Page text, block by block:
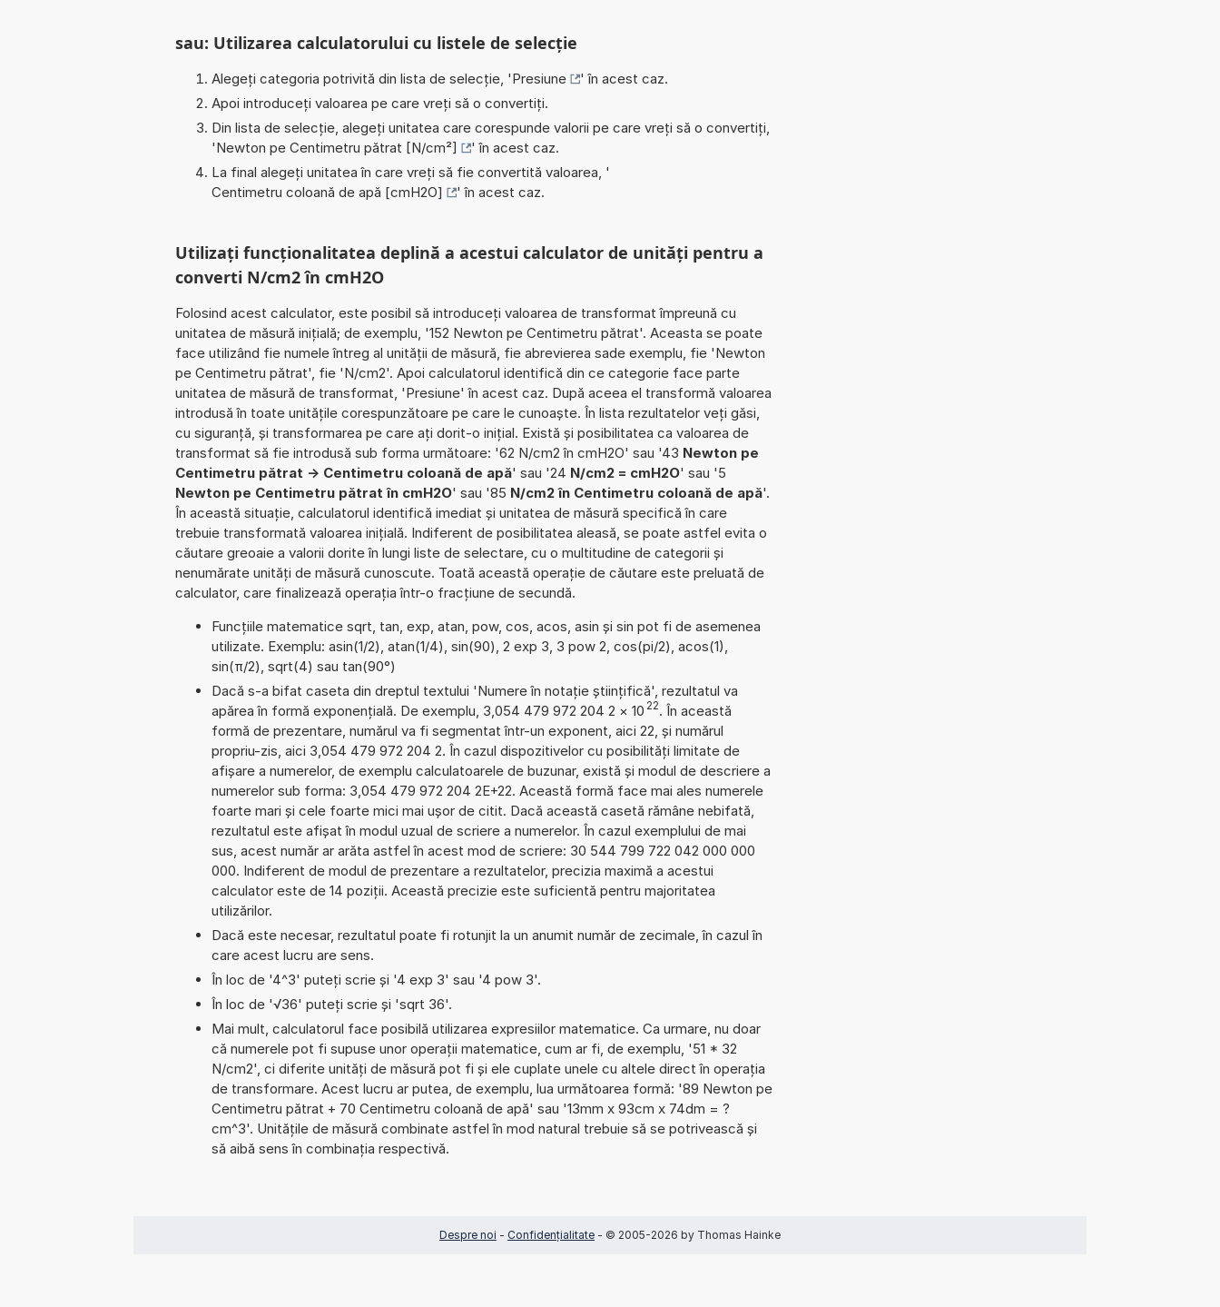
sau: Utilizarea calculatorului cu listele de selecție
Alegeți categoria potrivită din lista de selecție, 'Presiune
' în acest caz.
Apoi introduceți valoarea pe care vreți să o convertiți.
Din lista de selecție, alegeți unitatea care corespunde valorii pe care vreți să o convertiți,
'Newton pe Centimetru pătrat [N/cm²]
' în acest caz.
La final alegeți unitatea în care vreți să fie convertită valoarea, '
Centimetru coloană de apă [cmH2O]
' în acest caz.
Utilizați funcționalitatea deplină a acestui calculator de unități pentru a
converti N/cm2 în cmH2O
Folosind acest calculator, este posibil să introduceți valoarea de transformat împreună cu
unitatea de măsură inițială; de exemplu, '152 Newton pe Centimetru pătrat'. Aceasta se poate
face utilizând fie numele întreg al unității de măsură, fie abrevierea sade exemplu, fie 'Newton
pe Centimetru pătrat', fie 'N/cm2'. Apoi calculatorul identifică din ce categorie face parte
unitatea de măsură de transformat, 'Presiune' în acest caz. După aceea el transformă valoarea
introdusă în toate unitățile corespunzătoare pe care le cunoaște. În lista rezultatelor veți găsi,
cu siguranță, și transformarea pe care ați dorit-o inițial. Există și posibilitatea ca valoarea de
transformat să fie introdusă sub forma următoare: '62 N/cm2 în cmH2O' sau '43 Newton pe
Centimetru pătrat -> Centimetru coloană de apă' sau '24 N/cm2 = cmH2O' sau '5
Newton pe Centimetru pătrat în cmH2O' sau '85 N/cm2 în Centimetru coloană de apă'.
În această situație, calculatorul identifică imediat și unitatea de măsură specifică în care
trebuie transformată valoarea inițială. Indiferent de posibilitatea aleasă, se poate astfel evita o
căutare greoaie a valorii dorite în lungi liste de selectare, cu o multitudine de categorii și
nenumărate unități de măsură cunoscute. Toată această operație de căutare este preluată de
calculator, care finalizează operația într-o fracțiune de secundă.
Funcțiile matematice sqrt, tan, exp, atan, pow, cos, acos, asin și sin pot fi de asemenea
utilizate. Exemplu: asin(1/2), atan(1/4), sin(90), 2 exp 3, 3 pow 2, cos(pi/2), acos(1),
sin(π/2), sqrt(4) sau tan(90°)
Dacă s-a bifat caseta din dreptul textului 'Numere în notație științifică', rezultatul va
apărea în formă exponențială. De exemplu, 3,054 479 972 204 2 × 10 22. În această
formă de prezentare, numărul va fi segmentat într-un exponent, aici 22, și numărul
propriu-zis, aici 3,054 479 972 204 2. În cazul dispozitivelor cu posibilități limitate de
afișare a numerelor, de exemplu calculatoarele de buzunar, există și modul de descriere a
numerelor sub forma: 3,054 479 972 204 2E+22. Această formă face mai ales numerele
foarte mari și cele foarte mici mai ușor de citit. Dacă această casetă rămâne nebifată,
rezultatul este afișat în modul uzual de scriere a numerelor. În cazul exemplului de mai
sus, acest număr ar arăta astfel în acest mod de scriere: 30 544 799 722 042 000 000
000. Indiferent de modul de prezentare a rezultatelor, precizia maximă a acestui
calculator este de 14 poziții. Această precizie este suficientă pentru majoritatea
utilizărilor.
Dacă este necesar, rezultatul poate fi rotunjit la un anumit număr de zecimale, în cazul în
care acest lucru are sens.
În loc de '4^3' puteți scrie și '4 exp 3' sau '4 pow 3'.
În loc de '√36' puteți scrie și 'sqrt 36'.
Mai mult, calculatorul face posibilă utilizarea expresiilor matematice. Ca urmare, nu doar
că numerele pot fi supuse unor operații matematice, cum ar fi, de exemplu, '51 * 32
N/cm2', ci diferite unități de măsură pot fi și ele cuplate unele cu altele direct în operația
de transformare. Acest lucru ar putea, de exemplu, lua următoarea formă: '89 Newton pe
Centimetru pătrat + 70 Centimetru coloană de apă' sau '13mm x 93cm x 74dm = ?
cm^3'. Unitățile de măsură combinate astfel în mod natural trebuie să se potrivească și
să aibă sens în combinația respectivă.
Despre noi - Confidențialitate - © 2005-2026 by Thomas Hainke